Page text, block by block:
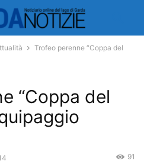
Trofeo perenne “Coppa del
“Coppa del
91